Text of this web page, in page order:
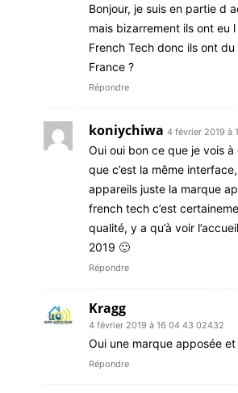
Bonjour, je suis en partie d
mais bizarrement ils ont eu
French Tech donc ils ont
France ?
Répondre
koniychiwa 4 février 2019 à
Oui oui bon ce que je vois à
que c’est la même
appareils juste la marque
french tech c’est
qualité, y a qu’à voir
2019 🙂
Répondre
Kragg
4 février 2019 à 16 04 43 02432
Oui une marque apposée
Répondre